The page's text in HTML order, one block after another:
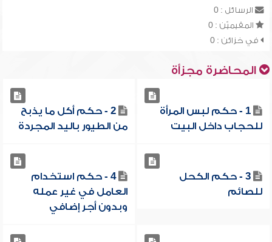
الرسائل : 0
المقيميّن : 0
في خزائن : 0
المحاضرة مجزأة
1 - حكم لبس المرأة
للحجاب داخل البيت
2 - حكم أكل ما يذبح
من الطيور باليد المجردة
3 - حكم الكحل
للصائم
4 - حكم استخدام
العامل في غير عمله
وبدون أجر إضافي